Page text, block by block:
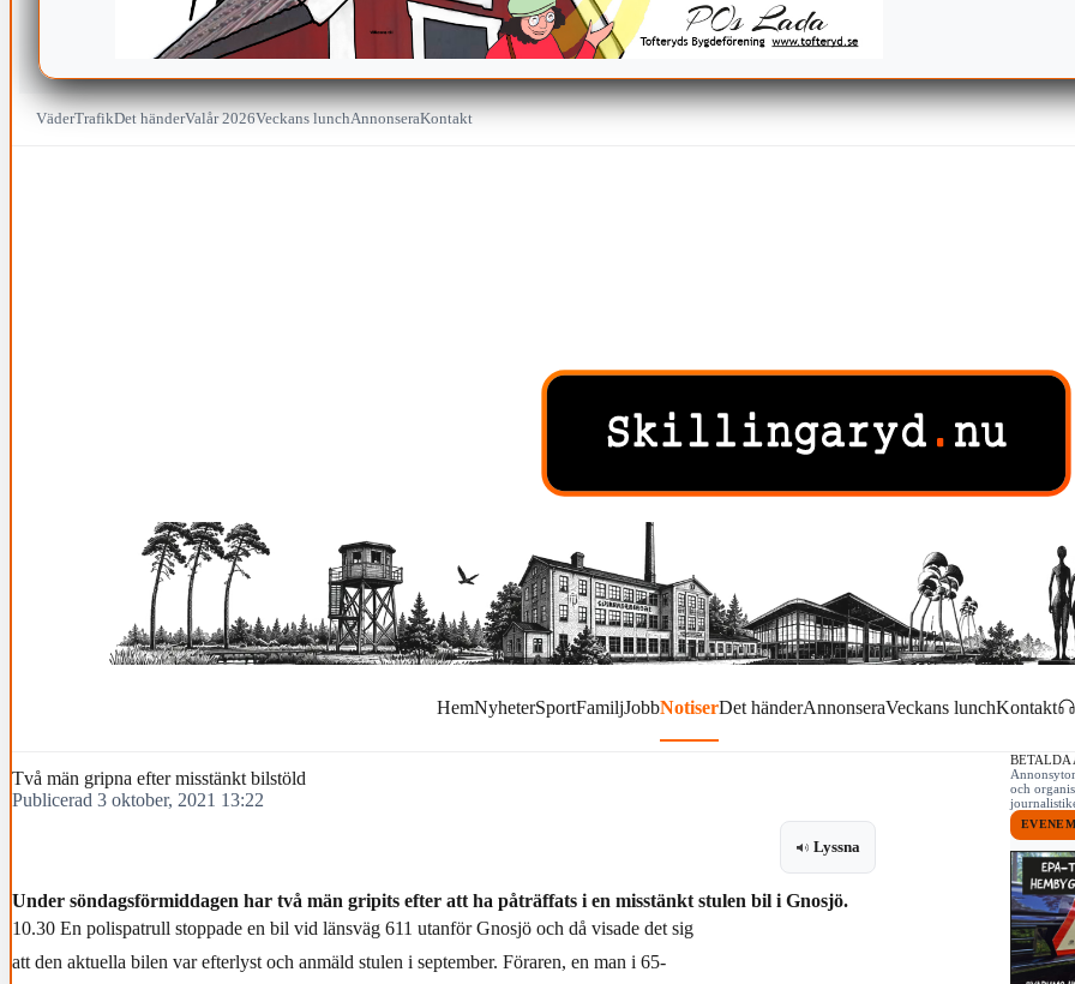
VäderTrafikDet händerValår 2026Veckans lunchAnnonseraKontakt
HemNyheterSportFamiljJobbNotiserDet händerAnnonseraVeckans lunchKontakt
Två män gripna efter misstänkt bilstöld
Publicerad 3 oktober, 2021 13:22
Lyssna
Under söndagsförmiddagen har två män gripits efter att ha påträffats i en misstänkt stulen bil i Gnosjö.
10.30 En polispatrull stoppade en bil vid länsväg 611 utanför Gnosjö och då visade det sig
att den aktuella bilen var efterlyst och anmäld stulen i september. Föraren, en man i 65-
BETALDA
och